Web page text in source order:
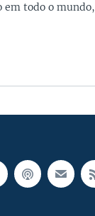
todo o mundo,